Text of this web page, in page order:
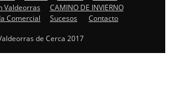
Valdeorras
CAMINO DE INVIERNO
Comercial
Sucesos
Contacto
de Cerca 2017